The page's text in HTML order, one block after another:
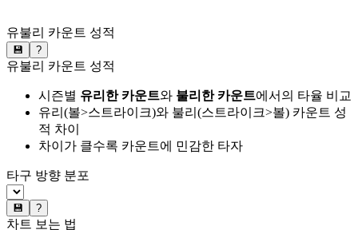
유불리 카운트 성적
💾 ?
유불리 카운트 성적
시즌별 유리한 카운트와 불리한 카운트에서의 타율 비교
유리(볼>스트라이크)와 불리(스트라이크>볼) 카운트 성
적 차이
차이가 클수록 카운트에 민감한 타자
타구 방향 분포
💾 ?
차트 보는 법